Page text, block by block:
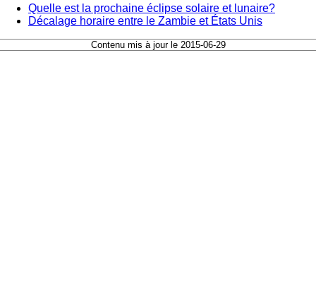
Quelle est la prochaine éclipse solaire et lunaire?
Décalage horaire entre le Zambie et États Unis
Contenu mis à jour le 2015-06-29